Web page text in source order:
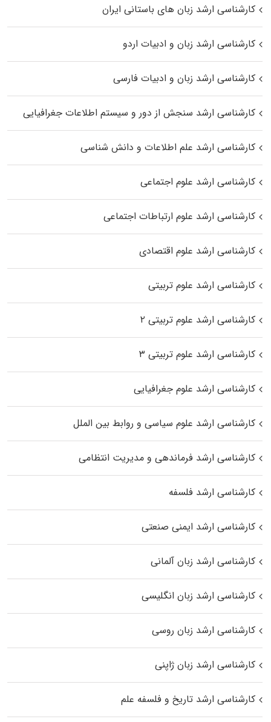
کارشناسی ارشد زبان‌ های باستانی ایران
کارشناسی ارشد زبان و ادبیات اردو
کارشناسی ارشد زبان و ادبیات فارسی
کارشناسی ارشد سنجش از دور و سیستم اطلاعات جغرافیایی
کارشناسی ارشد علم اطلاعات و دانش شناسی
کارشناسی ارشد علوم اجتماعی
کارشناسی ارشد علوم ارتباطات اجتماعی
کارشناسی ارشد علوم اقتصادی
کارشناسی ارشد علوم تربیتی
کارشناسی ارشد علوم تربیتی ۲
کارشناسی ارشد علوم تربیتی ۳
کارشناسی ارشد علوم جغرافیایی
کارشناسی ارشد علوم سیاسی و روابط بین الملل
کارشناسی ارشد فرماندهی و مدیریت انتظامی
کارشناسی ارشد فلسفه
کارشناسی ارشد ایمنی صنعتی
کارشناسی ارشد زبان آلمانی
کارشناسی ارشد زبان انگلیسی
کارشناسی ارشد زبان روسی
کارشناسی ارشد زبان ژاپنی
کارشناسی ارشد تاریخ و فلسفه علم